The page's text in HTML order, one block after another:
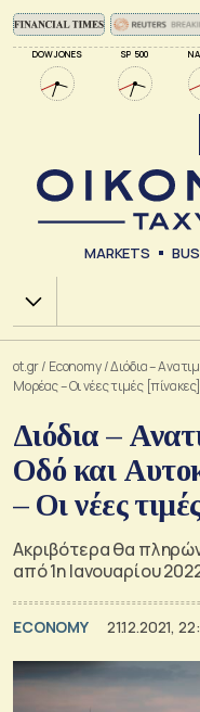
DOW JONES SP 500
MARKETS
Χ.Α.
ot.gr/ Economy/Διόδια –
Μορέας – Οι νέες τιμές [πίνακες]
Διόδια –
Οδό και
– Οι νέες
Ακριβότερα θα
από 1η Ιανουαρίου
ECONOMY 21.12.2021,